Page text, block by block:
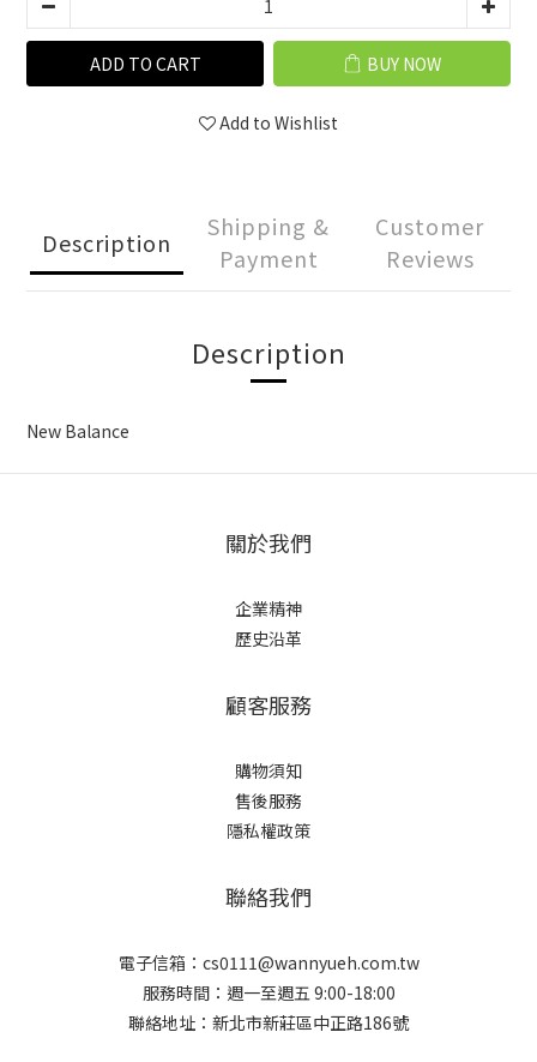
ADD TO CART BUY NOW
Add to Wishlist
Description
Shipping &
Payment
Customer
Reviews
Description
New Balance
關於我們
企業精神
歷史沿革
顧客服務
購物須知
售後服務
隱私權政策
聯絡我們
電子信箱：cs0111@wannyueh.com.tw
服務時間：週一至週五 9:00-18:00
聯絡地址：新北市新莊區中正路186號